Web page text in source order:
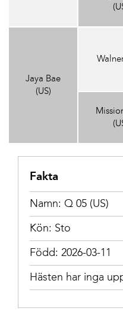
Jaya Bae
(US)
Fakta
Namn: Q 05 (US)
Kön: Sto
Född: 2026-03-11
Hästen har inga